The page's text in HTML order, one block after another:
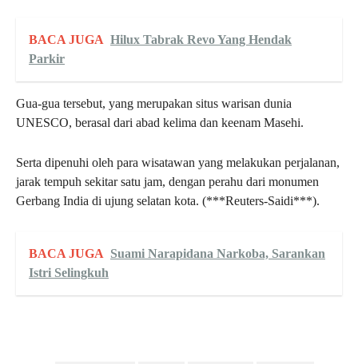
BACA JUGA Hilux Tabrak Revo Yang Hendak
Parkir
Gua-gua tersebut, yang merupakan situs warisan dunia
UNESCO, berasal dari abad kelima dan keenam Masehi.
Serta dipenuhi oleh para wisatawan yang melakukan perjalanan,
jarak tempuh sekitar satu jam, dengan perahu dari monumen
Gerbang India di ujung selatan kota. (***Reuters-Saidi***).
BACA JUGA Suami Narapidana Narkoba, Sarankan
Istri Selingkuh